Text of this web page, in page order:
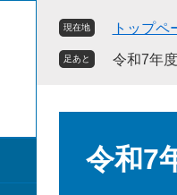
現在地 トップペ
足あと 令和7年
令和7